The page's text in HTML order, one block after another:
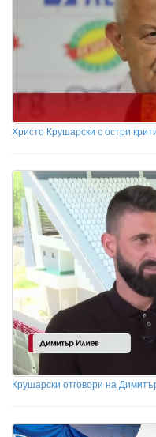
Христо Крушарски с остри
Крушарски отговори на